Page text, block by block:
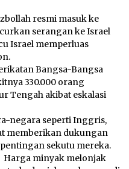
resmi masuk ke
serangan ke Israel
Israel memperluas
Bangsa-Bangsa
330.000 orang
Tengah akibat eskalasi
negara seperti Inggris,
memberikan dukungan
sekutu mereka.
Harga minyak melonjak